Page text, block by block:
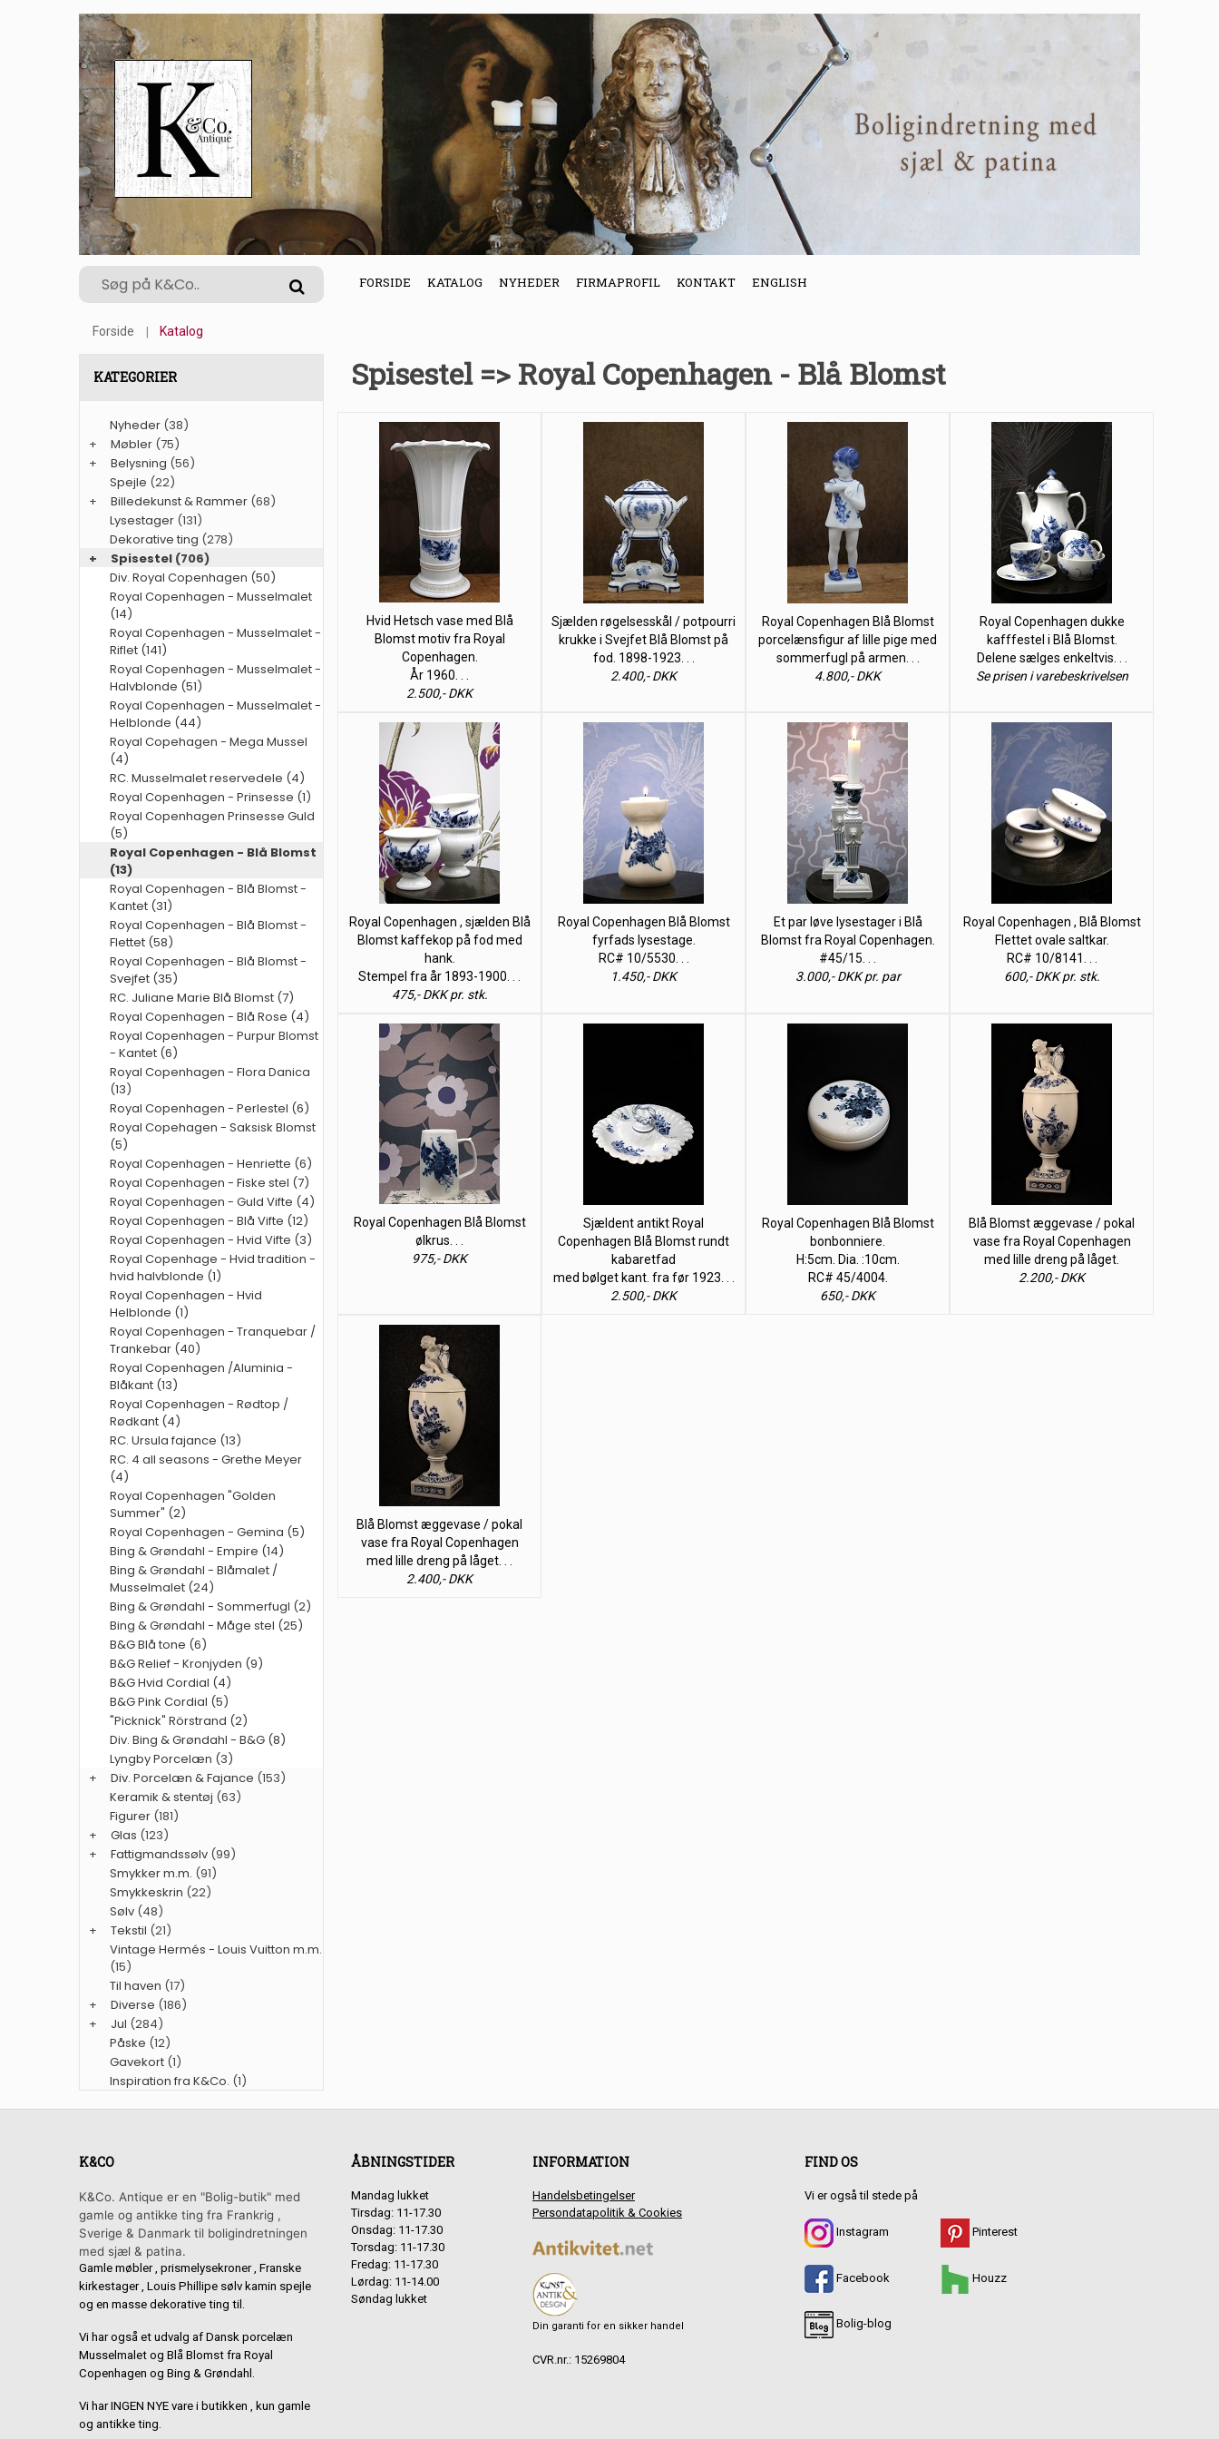
FORSIDE KATALOG NYHEDER FIRMAPROFIL KONTAKT ENGLISH
Forside Katalog
Spisestel => Royal Copenhagen - Blå Blomst
Hvid Hetsch vase med Blå
Blomst motiv fra Royal
Copenhagen.
År 1960. . .
2.500,- DKK
Sjælden røgelsesskål / potpourri
krukke i Svejfet Blå Blomst på
fod. 1898-1923. . .
2.400,- DKK
Royal Copenhagen Blå Blomst
porcelænsfigur af lille pige med
sommerfugl på armen. . .
4.800,- DKK
Royal Copenhagen dukke
kafffestel i Blå Blomst.
Delene sælges enkeltvis. . .
Se prisen i varebeskrivelsen
Royal Copenhagen , sjælden Blå
Blomst kaffekop på fod med
hank.
Stempel fra år 1893-1900. . .
475,- DKK pr. stk.
Royal Copenhagen Blå Blomst
fyrfads lysestage.
RC# 10/5530. . .
1.450,- DKK
Et par løve lysestager i Blå
Blomst fra Royal Copenhagen.
#45/15. . .
3.000,- DKK pr. par
Royal Copenhagen , Blå Blomst
Flettet ovale saltkar.
RC# 10/8141. . .
600,- DKK pr. stk.
Royal Copenhagen Blå Blomst
ølkrus. . .
975,- DKK
Sjældent antikt Royal
Copenhagen Blå Blomst rundt
kabaretfad
med bølget kant. fra før 1923. . .
2.500,- DKK
Royal Copenhagen Blå Blomst
bonbonniere.
H:5cm. Dia. :10cm.
RC# 45/4004.
650,- DKK
Blå Blomst æggevase / pokal
vase fra Royal Copenhagen
med lille dreng på låget.
2.200,- DKK
Blå Blomst æggevase / pokal
vase fra Royal Copenhagen
med lille dreng på låget. . .
2.400,- DKK
KATEGORIER
Nyheder (38)
+
Møbler (75)
+
Belysning (56)
Spejle (22)
+
Billedekunst & Rammer (68)
Lysestager (131)
Dekorative ting (278)
+
Spisestel (706)
Div. Royal Copenhagen (50)
Royal Copenhagen - Musselmalet
(14)
Royal Copenhagen - Musselmalet -
Riflet (141)
Royal Copenhagen - Musselmalet -
Halvblonde (51)
Royal Copenhagen - Musselmalet -
Helblonde (44)
Royal Copehagen - Mega Mussel
(4)
RC. Musselmalet reservedele (4)
Royal Copenhagen - Prinsesse (1)
Royal Copenhagen Prinsesse Guld
(5)
Royal Copenhagen - Blå Blomst
(13)
Royal Copenhagen - Blå Blomst -
Kantet (31)
Royal Copenhagen - Blå Blomst -
Flettet (58)
Royal Copenhagen - Blå Blomst -
Svejfet (35)
RC. Juliane Marie Blå Blomst (7)
Royal Copenhagen - Blå Rose (4)
Royal Copenhagen - Purpur Blomst
- Kantet (6)
Royal Copenhagen - Flora Danica
(13)
Royal Copenhagen - Perlestel (6)
Royal Copehagen - Saksisk Blomst
(5)
Royal Copenhagen - Henriette (6)
Royal Copenhagen - Fiske stel (7)
Royal Copenhagen - Guld Vifte (4)
Royal Copenhagen - Blå Vifte (12)
Royal Copenhagen - Hvid Vifte (3)
Royal Copenhage - Hvid tradition -
hvid halvblonde (1)
Royal Copenhagen - Hvid
Helblonde (1)
Royal Copenhagen - Tranquebar /
Trankebar (40)
Royal Copenhagen /Aluminia -
Blåkant (13)
Royal Copenhagen - Rødtop /
Rødkant (4)
RC. Ursula fajance (13)
RC. 4 all seasons - Grethe Meyer
(4)
Royal Copenhagen "Golden
Summer" (2)
Royal Copenhagen - Gemina (5)
Bing & Grøndahl - Empire (14)
Bing & Grøndahl - Blåmalet /
Musselmalet (24)
Bing & Grøndahl - Sommerfugl (2)
Bing & Grøndahl - Måge stel (25)
B&G Blå tone (6)
B&G Relief - Kronjyden (9)
B&G Hvid Cordial (4)
B&G Pink Cordial (5)
"Picknick" Rörstrand (2)
Div. Bing & Grøndahl - B&G (8)
Lyngby Porcelæn (3)
+
Div. Porcelæn & Fajance (153)
Keramik & stentøj (63)
Figurer (181)
+
Glas (123)
+
Fattigmandssølv (99)
Smykker m.m. (91)
Smykkeskrin (22)
Sølv (48)
+
Tekstil (21)
Vintage Hermés - Louis Vuitton m.m.
(15)
Til haven (17)
+
Diverse (186)
+
Jul (284)
Påske (12)
Gavekort (1)
Inspiration fra K&Co. (1)
K&CO
K&Co. Antique er en "Bolig-butik" med
gamle og antikke ting fra Frankrig ,
Sverige & Danmark til boligindretningen
med sjæl & patina.
Gamle møbler , prismelysekroner , Franske
kirkestager , Louis Phillipe sølv kamin spejle
og en masse dekorative ting til.
Vi har også et udvalg af Dansk porcelæn
Musselmalet og Blå Blomst fra Royal
Copenhagen og Bing & Grøndahl.
Vi har INGEN NYE vare i butikken , kun gamle
og antikke ting.
ÅBNINGSTIDER
Mandag lukket
Tirsdag: 11-17.30
Onsdag: 11-17.30
Torsdag: 11-17.30
Fredag: 11-17.30
Lørdag: 11-14.00
Søndag lukket
INFORMATION
Handelsbetingelser
Persondatapolitik & Cookies
Din garanti for en sikker handel
CVR.nr.: 15269804
FIND OS
Vi er også til stede på
Instagram
Facebook
Bolig-blog
Pinterest
Houzz